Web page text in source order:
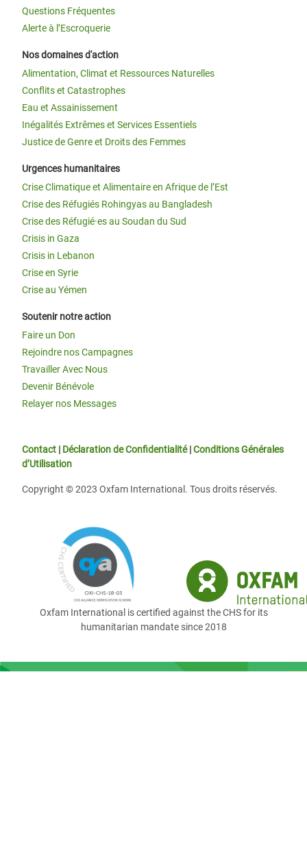
Questions Fréquentes
Alerte à l’Escroquerie
Nos domaines d'action
Alimentation, Climat et Ressources Naturelles
Conflits et Catastrophes
Eau et Assainissement
Inégalités Extrêmes et Services Essentiels
Justice de Genre et Droits des Femmes
Urgences humanitaires
Crise Climatique et Alimentaire en Afrique de l’Est
Crise des Réfugiés Rohingyas au Bangladesh
Crise des Réfugié·es au Soudan du Sud
Crisis in Gaza
Crisis in Lebanon
Crise en Syrie
Crise au Yémen
Soutenir notre action
Faire un Don
Rejoindre nos Campagnes
Travailler Avec Nous
Devenir Bénévole
Relayer nos Messages
Contact | Déclaration de Confidentialité|Conditions Générales
d’Utilisation
Copyright © 2023 Oxfam International. Tous droits réservés.
Oxfam International is certified against the CHS for its
humanitarian mandate since 2018